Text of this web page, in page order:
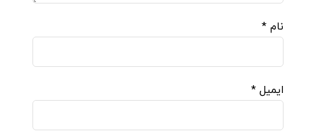
نام *
ایمیل *